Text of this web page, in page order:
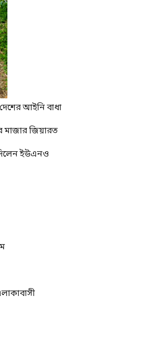
আইনি বাধা
মাজার জিয়ারত
ইউএনও